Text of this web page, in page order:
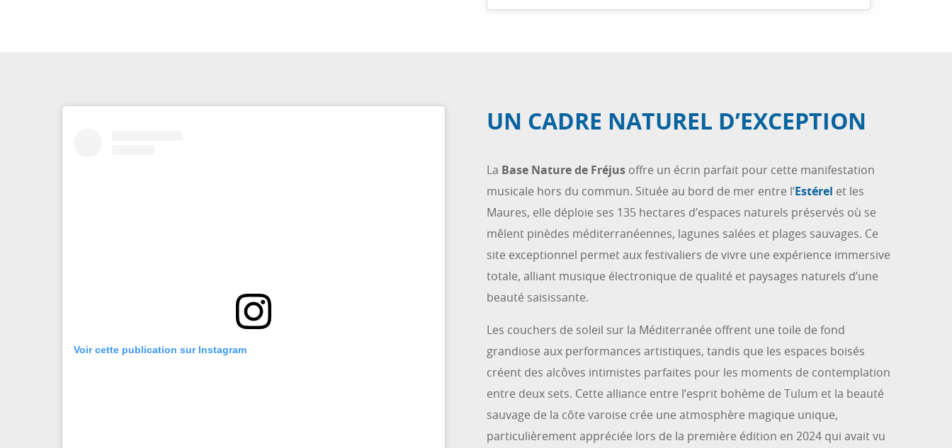
Voir cette publication sur Instagram
UN CADRE NATUREL D’EXCEPTION
La Base Nature de Fréjus offre un écrin parfait pour cette manifestation
musicale hors du commun. Située au bord de mer entre l’Estérel et les
Maures, elle déploie ses 135 hectares d’espaces naturels préservés où se
mêlent pinèdes méditerranéennes, lagunes salées et plages sauvages. Ce
site exceptionnel permet aux festivaliers de vivre une expérience immersive
totale, alliant musique électronique de qualité et paysages naturels d’une
beauté saisissante.
Les couchers de soleil sur la Méditerranée offrent une toile de fond
grandiose aux performances artistiques, tandis que les espaces boisés
créent des alcôves intimistes parfaites pour les moments de contemplation
entre deux sets. Cette alliance entre l’esprit bohème de Tulum et la beauté
sauvage de la côte varoise crée une atmosphère magique unique,
particulièrement appréciée lors de la première édition en 2024 qui avait vu